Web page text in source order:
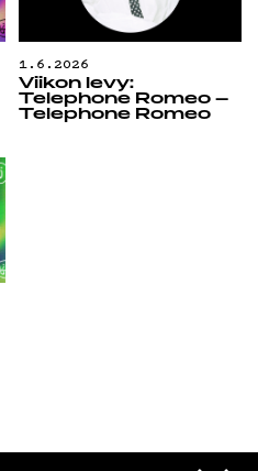
1.6.2026
Viikon levy:
Telephone Romeo –
Telephone Romeo